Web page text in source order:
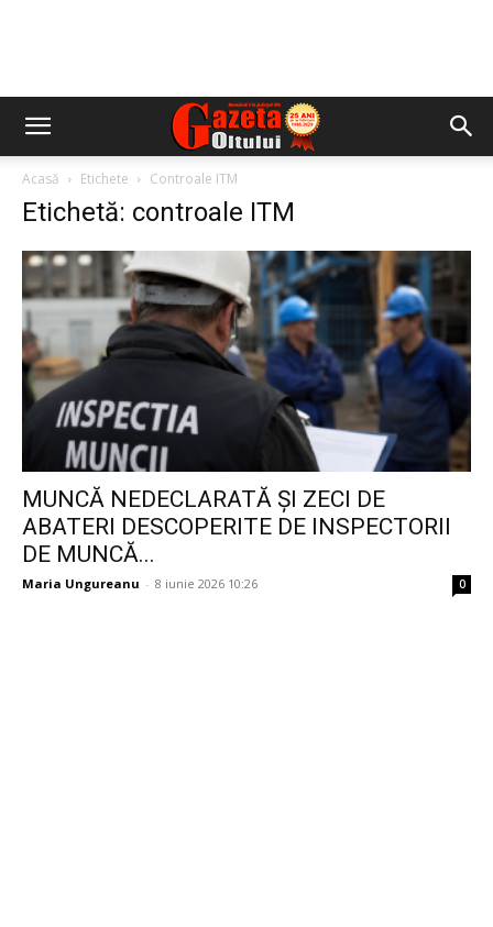
Acasă Etichete Controale ITM
Etichetă: controale ITM
MUNCĂ NEDECLARATĂ ȘI ZECI DE
ABATERI DESCOPERITE DE INSPECTORII
DE MUNCĂ...
Maria Ungureanu - 8 iunie 2026 10:26 0